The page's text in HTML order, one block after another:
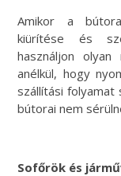
Amikor a
kiürítése és
használjon olyan
anélkül, hogy
szállítási folyamat
bútorai nem
Sofőrök és